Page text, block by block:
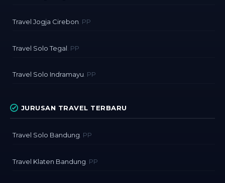
Travel Jogja Cirebon . PP
Travel Solo Tegal . PP
Travel Solo Indramayu. PP
JURUSAN TRAVEL TERBARU
Travel Solo Bandung . PP
Travel Klaten Bandung . PP